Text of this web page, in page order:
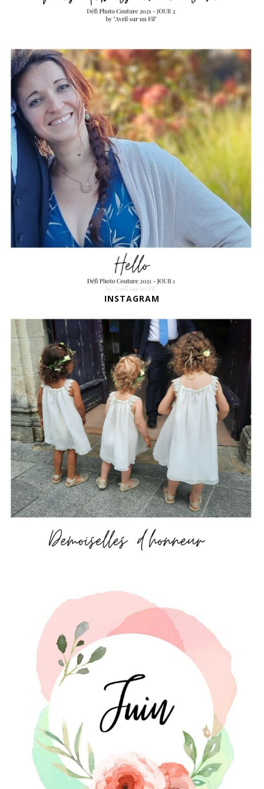
INSTAGRAM
HELLO
DEMOISELLES D’HONNEUR
Quand une amie